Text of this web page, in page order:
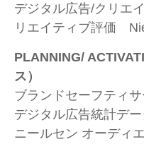
デジタル広告/クリエ
リエイティブ評価
PLANNING/
ス）
ブランドセーフティ
デジタル広告統計デ
ニールセン オーディ